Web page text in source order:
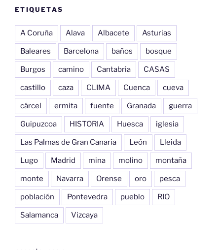
ETIQUETAS
A Coruña Alava Albacete Asturias
Baleares Barcelona baños bosque
Burgos camino Cantabria CASAS
castillo caza CLIMA Cuenca cueva
cárcel ermita fuente Granada guerra
Guipuzcoa HISTORIA Huesca iglesia
Las Palmas de Gran Canaria León Lleida
Lugo Madrid mina molino montaña
monte Navarra Orense oro pesca
población Pontevedra pueblo RIO
Salamanca Vizcaya